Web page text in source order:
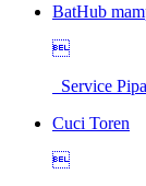
BatHub

Service
Cuci Toren
